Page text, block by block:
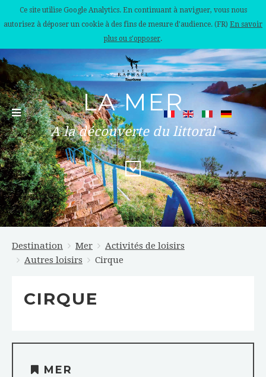
Ce site utilise Google Analytics. En continuant à naviguer, vous nous
autorisez à déposer un cookie à des fins de mesure d'audience. (FR) En savoir
plus ou s'opposer.
LA MER
A la découverte du littoral
Destination Mer
Activités de loisirs
Autres loisirs
Cirque
CIRQUE
MER